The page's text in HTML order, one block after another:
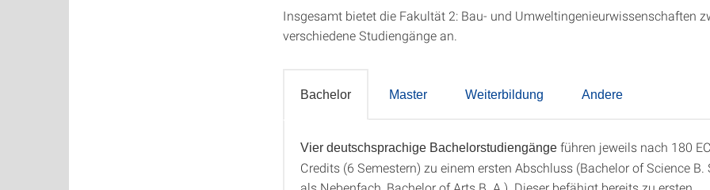
Insgesamt bietet die Fakultät 2: Bau- und Umweltingenieurwissenschaften
verschiedene Studiengänge an.
Bachelor Master Weiterbildung Andere
Bachelor
Vier deutschsprachige Bachelorstudiengänge führen jeweils nach 180
Credits (6 Semestern) zu einem ersten Abschluss (Bachelor of Science B.